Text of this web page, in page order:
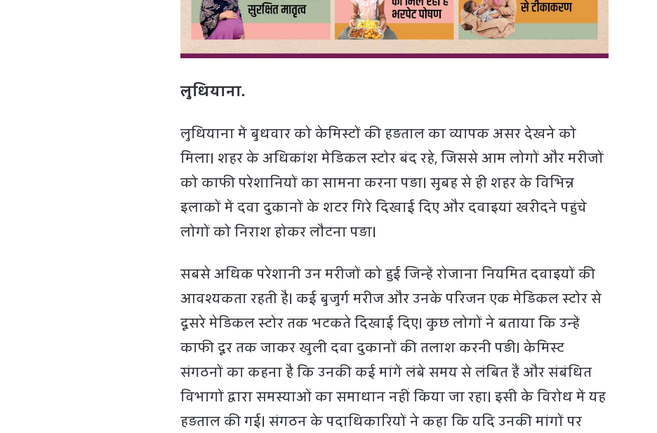
लुधियाना.
लुधियाना में बुधवार को केमिस्टों की हड़ताल का व्यापक असर देखने को
मिला। शहर के अधिकांश मेडिकल स्टोर बंद रहे, जिससे आम लोगों और मरीजों
को काफी परेशानियों का सामना करना पड़ा। सुबह से ही शहर के विभिन्न
इलाकों में दवा दुकानों के शटर गिरे दिखाई दिए और दवाइयां खरीदने पहुंचे
लोगों को निराश होकर लौटना पड़ा।
सबसे अधिक परेशानी उन मरीजों को हुई जिन्हें रोजाना नियमित दवाइयों की
आवश्यकता रहती है। कई बुजुर्ग मरीज और उनके परिजन एक मेडिकल स्टोर से
दूसरे मेडिकल स्टोर तक भटकते दिखाई दिए। कुछ लोगों ने बताया कि उन्हें
काफी दूर तक जाकर खुली दवा दुकानों की तलाश करनी पड़ी। केमिस्ट
संगठनों का कहना है कि उनकी कई मांगें लंबे समय से लंबित हैं और संबंधित
विभागों द्वारा समस्याओं का समाधान नहीं किया जा रहा। इसी के विरोध में यह
हड़ताल की गई। संगठन के पदाधिकारियों ने कहा कि यदि उनकी मांगों पर